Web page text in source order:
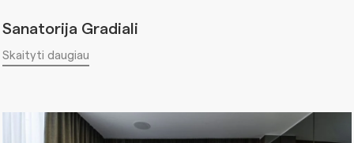
Sanatorija Gradiali
Skaityti daugiau